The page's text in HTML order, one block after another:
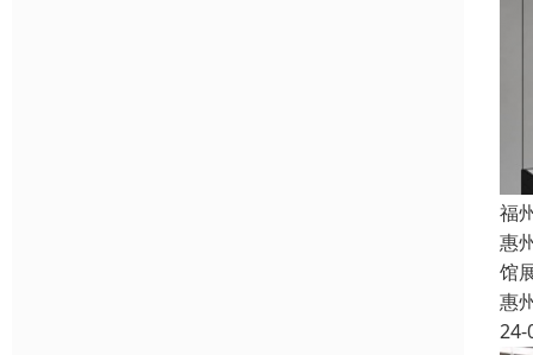
福
惠
馆
惠
24-